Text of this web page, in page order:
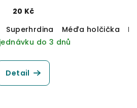
20 Kč
Superhrdina Méďa holčička
do 3 dnů
Detail